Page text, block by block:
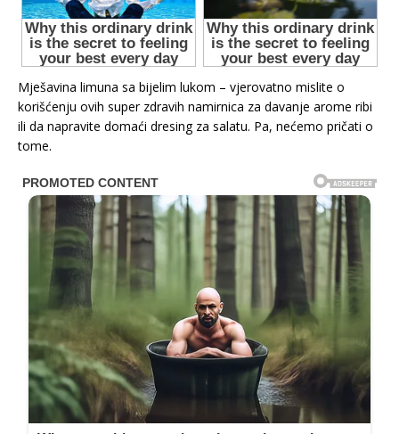
Mješavina limuna sa bijelim lukom – vjerovatno mislite o
korišćenju ovih super zdravih namirnica za davanje arome ribi
ili da napravite domaći dresing za salatu. Pa, nećemo pričati o
tome.